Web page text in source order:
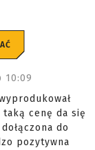
10:09
taką cenę da się
do
pozytywna